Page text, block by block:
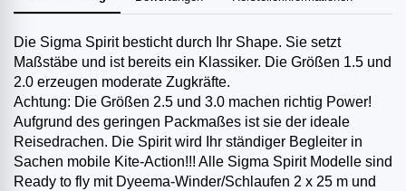
Die Sigma Spirit besticht durch Ihr Shape. Sie setzt
Maßstäbe und ist bereits ein Klassiker. Die Größen 1.5 und
2.0 erzeugen moderate Zugkräfte.
Achtung: Die Größen 2.5 und 3.0 machen richtig Power!
Aufgrund des geringen Packmaßes ist sie der ideale
Reisedrachen. Die Spirit wird Ihr ständiger Begleiter in
Sachen mobile Kite-Action!!! Alle Sigma Spirit Modelle sind
Ready to fly mit Dyeema-Winder/Schlaufen 2 x 25 m und